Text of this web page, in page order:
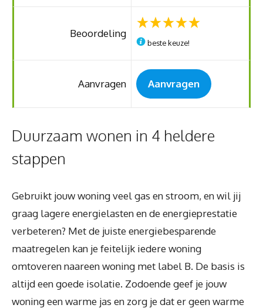
Beoordeling
beste keuze!
Aanvragen Aanvragen
Duurzaam wonen in 4 heldere
stappen
Gebruikt jouw woning veel gas en stroom, en wil jij
graag lagere energielasten en de energieprestatie
verbeteren? Met de juiste energiebesparende
maatregelen kan je feitelijk iedere woning
omtoveren naareen woning met label B. De basis is
altijd een goede isolatie. Zodoende geef je jouw
woning een warme jas en zorg je dat er geen warme